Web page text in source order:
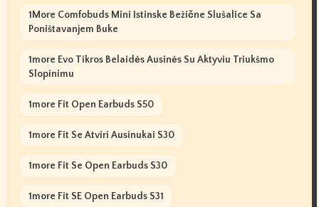
1More Comfobuds Mini Istinske Bežične Slušalice Sa
Poništavanjem Buke
1more Evo Tikros Belaidės Ausinės Su Aktyviu Triukšmo
Slopinimu
1more Fit Open Earbuds S50
1more Fit Se Atviri Ausinukai S30
1more Fit Se Open Earbuds S30
1more Fit SE Open Earbuds S31